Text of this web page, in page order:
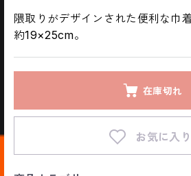
隈取りがデザインされた便利な巾
約19×25cm。
在庫切れ
お気に入り